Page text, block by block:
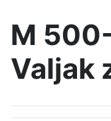
M
Valjak